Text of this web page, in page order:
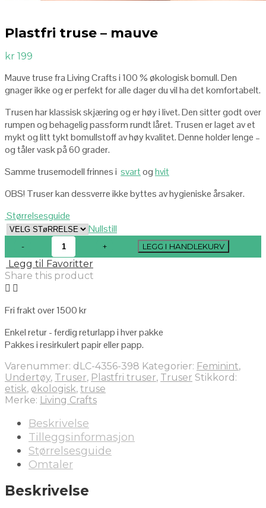
Plastfri truse – mauve
kr 199
Mauve truse fra Living Crafts i 100 % økologisk bomull. Den
gnager ikke og er perfekt for alle dager du vil ha det komfortabelt.
Trusen har klassisk skjæring og er høy i livet. Den sitter godt over
rumpen og behagelig passform rundt låret. Trusen er laget av et
mykt og litt tykt bomullstoff av høy kvalitet. Denne holder lenge –
og tåler vask på 60 grader.
Samme trusemodell frinnes i svartoghvit
OBS! Truser kan dessverre ikke byttes av hygieniske årsaker.
Størrelsesguide
Nullstill
LEGG I HANDLEKURV
Legg til Favoritter
Share this product
Fri frakt over 1500 kr
Enkel retur - ferdig returlapp i hver pakke
Pakkes i resirkulert papir eller papp.
Varenummer: dLC-4356-398 Kategorier: Feminint,
Undertøy, Truser, Plastfri truser, Truser Stikkord:
etisk, økologisk, truse
Merke: Living Crafts
Beskrivelse
Tilleggsinformasjon
Størrelsesguide
Omtaler
Beskrivelse